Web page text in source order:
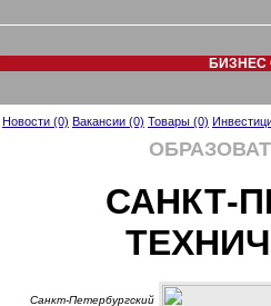
БИЗНЕС
Новости (0) Вакансии (0) Товары (0)
САНКТ-
Санкт-Петербургский